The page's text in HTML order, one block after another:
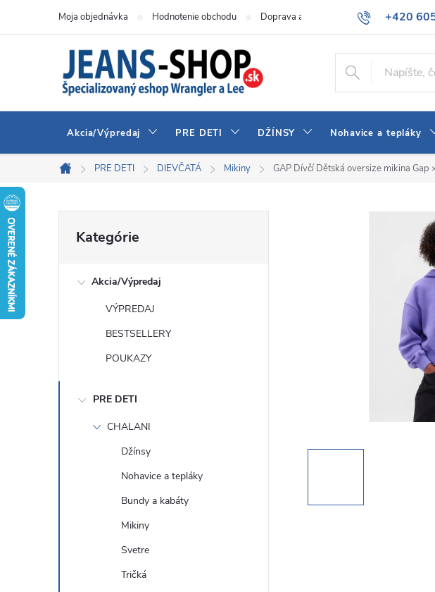
+420
Moja objednávka Hodnotenie obchodu Doprava a platba Všeobecné
Akcia/Výpredaj PRE DETI DŽÍNSY Nohavice a tepláky
Domov
PRE DETI DIEVČATÁ Mikiny GAP Dívčí Dětská oversize mikina
kategórie
Kategórie
Akcia/Výpredaj
VÝPREDAJ
BESTSELLERY
POUKAZY
PRE DETI
CHALANI
Džínsy
Nohavice a tepláky
Bundy a kabáty
Mikiny
Svetre
Tričká